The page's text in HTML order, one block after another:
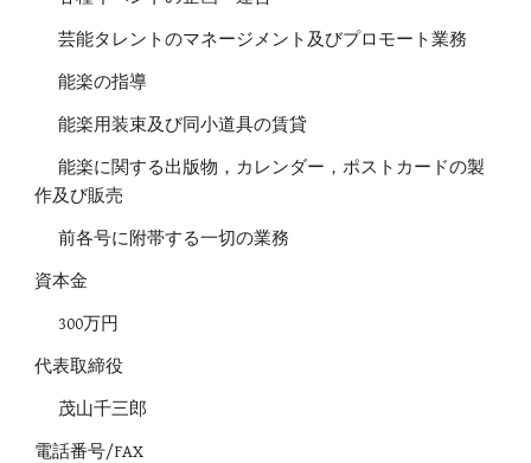
芸能タレントのマネージメント及びプロモート業務
能楽の指導
能楽用装束及び同小道具の賃貸
能楽に関する出版物，カレンダー，ポストカードの製
作及び販売
前各号に附帯する一切の業務
資本金
300万円
代表取締役
茂山千三郎
電話番号/FAX